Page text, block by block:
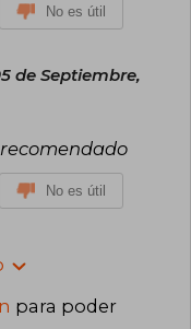
No es útil
de Septiembre,
No es útil
para poder